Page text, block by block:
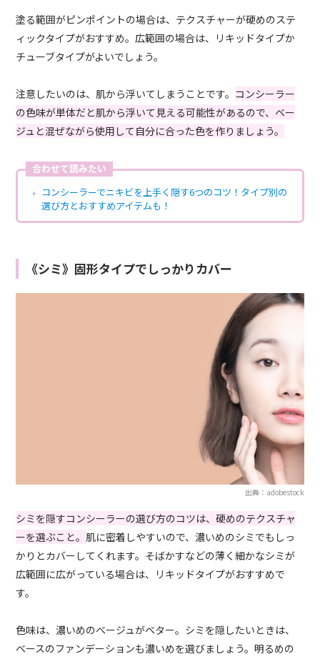
塗る範囲がピンポイントの場合は、テクスチャーが硬めのステ
ィックタイプがおすすめ。広範囲の場合は、リキッドタイプか
チューブタイプがよいでしょう。
注意したいのは、肌から浮いてしまうことです。 コンシーラー
の色味が単体だと肌から浮いて見える可能性があるので、ベー
ジュと混ぜながら使用して自分に合った色を作りましょう。
合わせて読みたい
コンシーラーでニキビを上手く隠す6つのコツ！タイプ別の
選び方とおすすめアイテムも！
《シミ》固形タイプでしっかりカバー
出典：adobestock
シミを隠すコンシーラーの選び方のコツは、硬めのテクスチャ
ーを選ぶこと。 肌に密着しやすいので、濃いめのシミでもしっ
かりとカバーしてくれます。そばかすなどの薄く細かなシミが
広範囲に広がっている場合は、リキッドタイプがおすすめで
す。
色味は、濃いめのベージュがベター。シミを隠したいときは、
ベースのファンデーションも濃いめを選びましょう。明るめの